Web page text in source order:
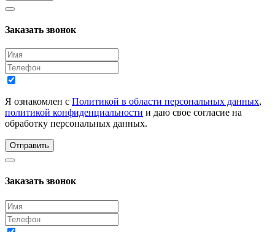
Заказать звонок
Я ознакомлен с Политикой в области персональных данных,
политикой конфиденциальности и даю свое согласие на
обработку персональных данных.
Отправить
Заказать звонок